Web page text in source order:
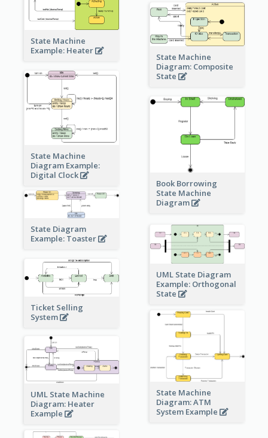
State Machine
Example: Heater
State Machine
Diagram: Composite
State
State Machine
Diagram Example:
Digital Clock
Book Borrowing
State Machine
Diagram
State Diagram
Example: Toaster
UML State Diagram
Example: Orthogonal
State
Ticket Selling
System
State Machine
Diagram: ATM
System Example
UML State Machine
Diagram: Heater
Example